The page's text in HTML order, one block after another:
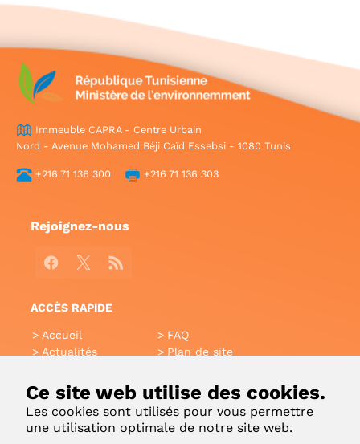
Ce site web utilise des cookies.
Les cookies sont utilisés pour vous permettre
une utilisation optimale de notre site web.
Immeuble CAPRA - Centre Urbain
Nord - Avenue Mohamed Béji Caïd Essebsi - 1080 Tunis
+216 71 136 300 +216 71 136 303
Rejoignez-nous
Facebook
X RSS
ACCÈS RAPIDE
Accueil
Actualités
Glossaire
Liens utiles
Contact
FAQ
Plan de site
Intranet
Applications Mobiles